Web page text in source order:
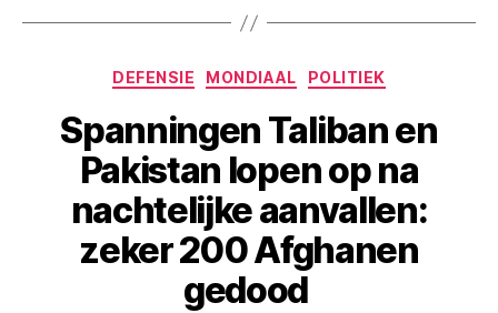
Categorieën
DEFENSIE MONDIAAL POLITIEK
Spanningen Taliban en
Pakistan lopen op na
nachtelijke aanvallen:
zeker 200 Afghanen
gedood